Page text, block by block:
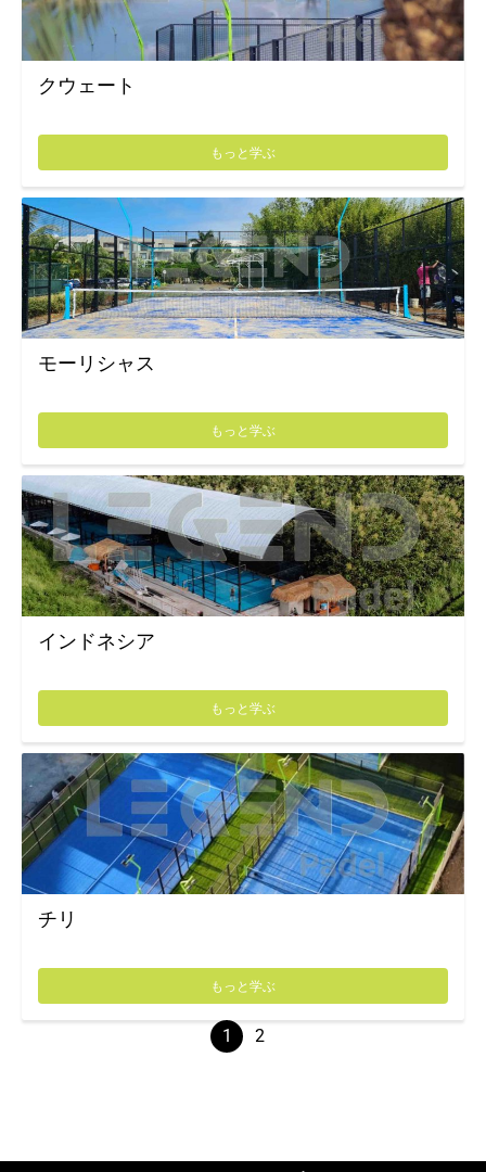
クウェート
もっと学ぶ
モーリシャス
もっと学ぶ
インドネシア
もっと学ぶ
チリ
もっと学ぶ
1 2